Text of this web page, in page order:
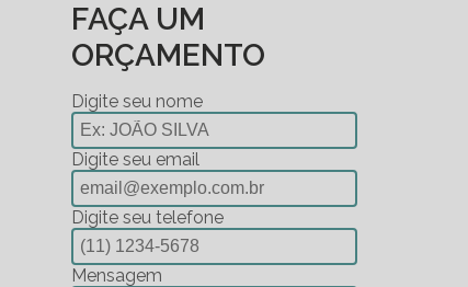
FAÇA UM
ORÇAMENTO
Digite seu nome
Digite seu email
Digite seu telefone
Mensagem